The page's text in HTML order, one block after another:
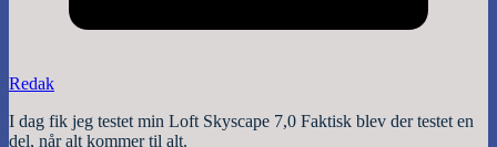
Redak
I dag fik jeg testet min Loft Skyscape 7,0 Faktisk blev der testet en
del, når alt kommer til alt.